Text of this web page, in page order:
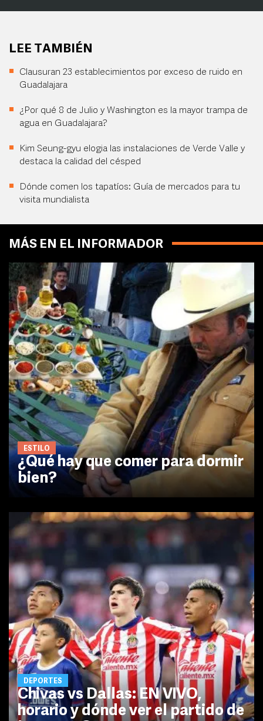
LEE TAMBIÉN
Clausuran 23 establecimientos por exceso de ruido en
Guadalajara
¿Por qué 8 de Julio y Washington es la mayor trampa de
agua en Guadalajara?
Kim Seung-gyu elogia las instalaciones de Verde Valle y
destaca la calidad del césped
Dónde comen los tapatíos: Guía de mercados para tu
visita mundialista
MÁS EN EL INFORMADOR
ESTILO
¿Qué hay que comer para dormir
bien?
DEPORTES
Chivas vs Dallas: EN VIVO,
horario y dónde ver el partido de